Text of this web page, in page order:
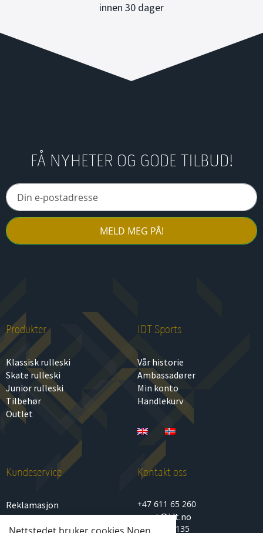
innen 30 dager
FÅ NYHETER OG GODE TILBUD!
MELD MEG PÅ!
Produkter
Klassisk rulleski
Skate rulleski
Junior rulleski
Tilbehør
Outlet
IDT Sports
Vår historie
Ambassadører
Min konto
Handlekurv
Kundeservice
Reklamasjon
Personvern
Kjøp- og salgsbetingelser
Kontakt oss
+47 611 65 260
sport@idt.no
Lenagata 135